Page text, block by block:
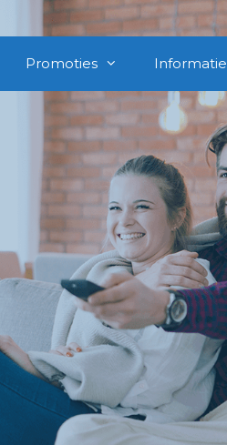
Promoties Informatie